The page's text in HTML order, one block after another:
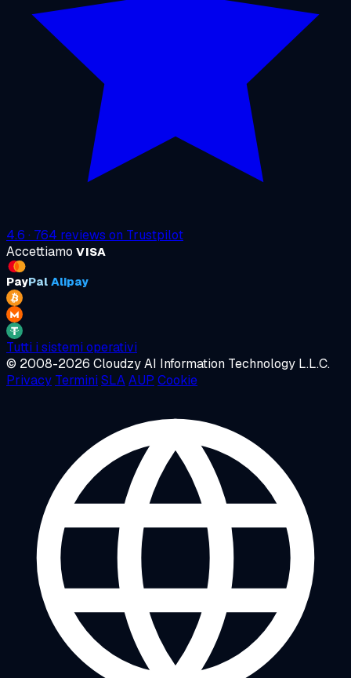
4.6 · 764 reviews on Trustpilot
Accettiamo VISA
PayPal Alipay
Tutti i sistemi operativi
© 2008-2026 Cloudzy AI Information Technology L.L.C.
Privacy Termini SLAAUP Cookie